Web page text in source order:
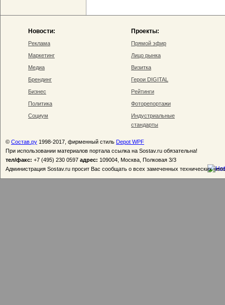
Новости:
Реклама
Маркетинг
Медиа
Брендинг
Бизнес
Политика
Социум
Проекты:
Прямой эфир
Лицо рынка
Визитка
Герои DIGITAL
Рейтинги
Фоторепортажи
Индустриальные
стандарты
© Состав.ру 1998-2017, фирменный стиль Depot WPF
При использовании материалов портала ссылка на Sostav.ru обязательна!
тел/факс: +7 (495) 230 0597 адрес: 109004, Москва, Полковая 3/3
Администрация Sostav.ru просит Вас сообщать о всех замеченных технических